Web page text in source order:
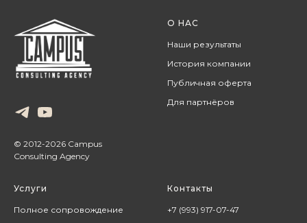
© 2012-2026 Campus
Consulting Agency
О НАС
Наши результаты
История компании
Публичная оферта
Для партнёров
Услуги
Полное сопровождение
Контакты
+7 (993) 917-07-47